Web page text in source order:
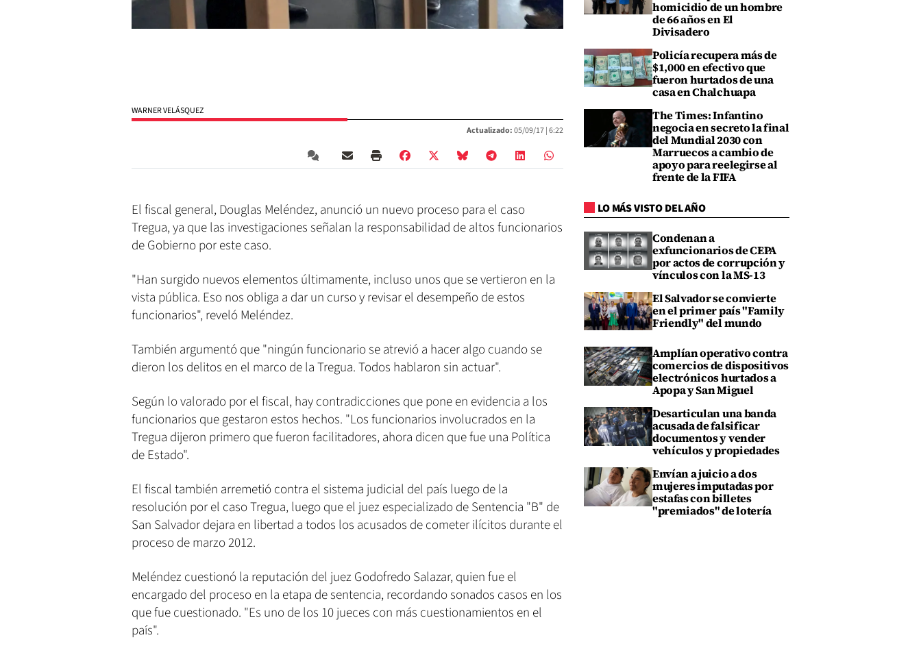
WARNER VELÁSQUEZ
Actualizado:05/09/17 |6:22
El fiscal general, Douglas Meléndez, anunció un nuevo proceso para el caso
Tregua, ya que las investigaciones señalan la responsabilidad de altos funcionarios
de Gobierno por este caso.
"Han surgido nuevos elementos últimamente, incluso unos que se vertieron en la
vista pública. Eso nos obliga a dar un curso y revisar el desempeño de estos
funcionarios", reveló Meléndez.
También argumentó que "ningún funcionario se atrevió a hacer algo cuando se
dieron los delitos en el marco de la Tregua. Todos hablaron sin actuar".
Según lo valorado por el fiscal, hay contradicciones que pone en evidencia a los
funcionarios que gestaron estos hechos. "Los funcionarios involucrados en la
Tregua dijeron primero que fueron facilitadores, ahora dicen que fue una Política
de Estado".
El fiscal también arremetió contra el sistema judicial del país luego de la
resolución por el caso Tregua, luego que el juez especializado de Sentencia "B" de
San Salvador dejara en libertad a todos los acusados de cometer ilícitos durante el
proceso de marzo 2012.
Meléndez cuestionó la reputación del juez Godofredo Salazar, quien fue el
encargado del proceso en la etapa de sentencia, recordando sonados casos en los
que fue cuestionado. "Es uno de los 10 jueces con más cuestionamientos en el
país".
homicidio de un hombre
de 66 años en El
Divisadero
Policía recupera más de
$1,000 en efectivo que
fueron hurtados de una
casa en Chalchuapa
The Times: Infantino
negocia en secreto la final
del Mundial 2030 con
Marruecos a cambio de
apoyo para reelegirse al
frente de la FIFA
LO MÁS VISTO DEL AÑO
Condenan a
exfuncionarios de CEPA
por actos de corrupción y
vínculos con la MS-13
El Salvador se convierte
en el primer país "Family
Friendly" del mundo
Amplían operativo contra
comercios de dispositivos
electrónicos hurtados a
Apopa y San Miguel
Desarticulan una banda
acusada de falsificar
documentos y vender
vehículos y propiedades
Envían a juicio a dos
mujeres imputadas por
estafas con billetes
"premiados" de lotería